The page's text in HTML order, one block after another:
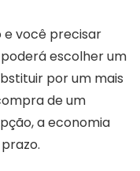
e você precisar
escolher um
por um mais
de um
a economia